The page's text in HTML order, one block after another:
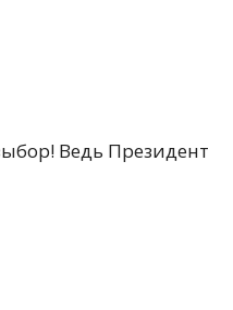
Ведь Президент